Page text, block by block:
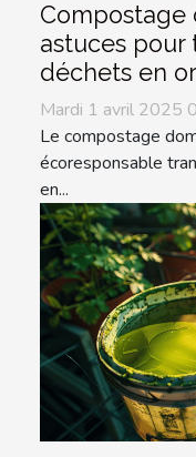
astuces pour
déchets en or
Mardi 1 avril 2025
Le compostage
écoresponsable
en...